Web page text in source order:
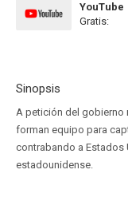
YouTube
Gratis:
Sinopsis
A petición del gobierno
forman equipo para
contrabando a Estados
estadounidense.